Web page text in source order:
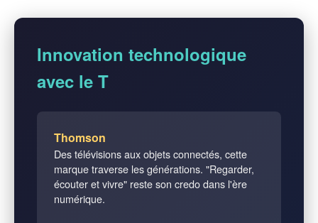
Innovation technologique
avec le T
Thomson
Des télévisions aux objets connectés, cette
marque traverse les générations. "Regarder,
écouter et vivre" reste son credo dans l'ère
numérique.